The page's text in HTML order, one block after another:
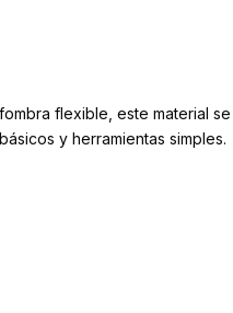
flexible, este material
y herramientas simples.